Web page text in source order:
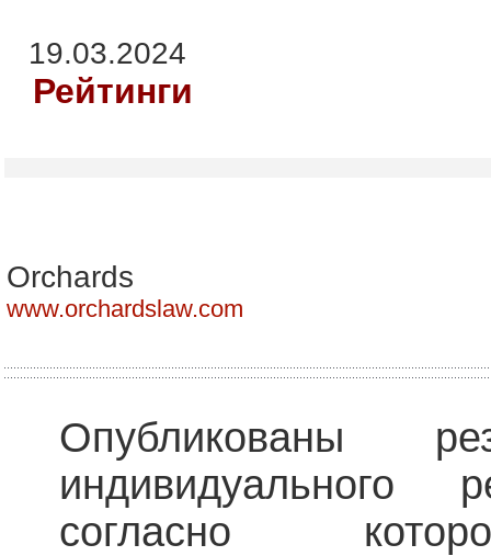
19.03.2024
Рейтинги
Orchards
www.orchardslaw.com
Опубликованы
индивидуального
согласно